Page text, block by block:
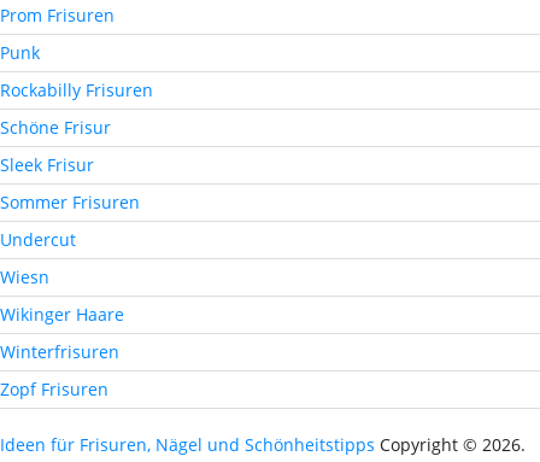
Prom Frisuren
Punk
Rockabilly Frisuren
Schöne Frisur
Sleek Frisur
Sommer Frisuren
Undercut
Wiesn
Wikinger Haare
Winterfrisuren
Zopf Frisuren
Ideen für Frisuren, Nägel und Schönheitstipps Copyright © 2026.